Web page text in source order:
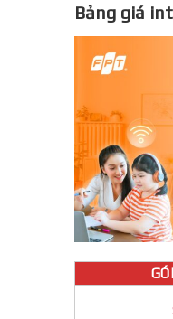
Bảng giá